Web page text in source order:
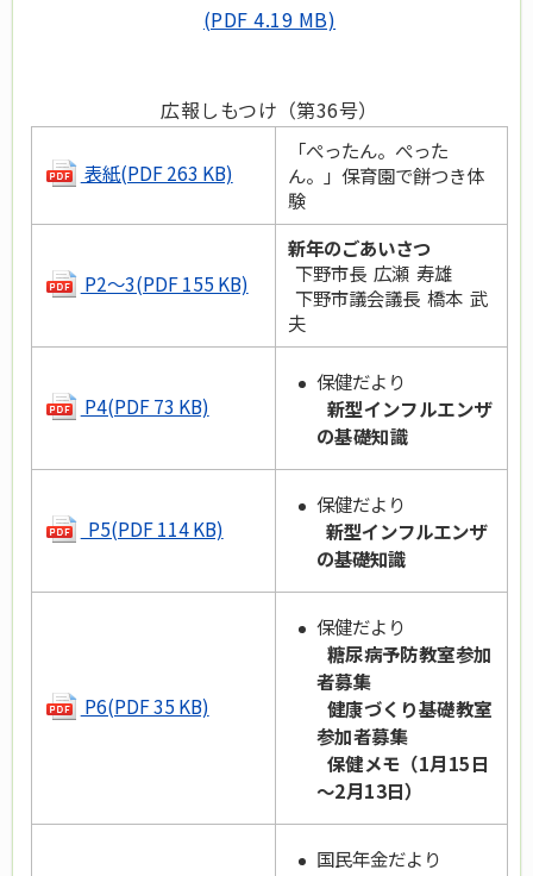
(PDF 4.19 MB)
広報しもつけ（第36号）
表紙(PDF 263 KB)
「ぺったん。ぺった
ん。」保育園で餅つき体
験
P2～3(PDF 155 KB)
新年のごあいさつ
下野市長 広瀬 寿雄
下野市議会議長 橋本 武
夫
P4(PDF 73 KB)
保健だより
新型インフルエンザ
の基礎知識
P5(PDF 114 KB)
保健だより
新型インフルエンザ
の基礎知識
P6(PDF 35 KB)
保健だより
糖尿病予防教室参加
者募集
健康づくり基礎教室
参加者募集
保健メモ（1月15日
～2月13日）
国民年金だより